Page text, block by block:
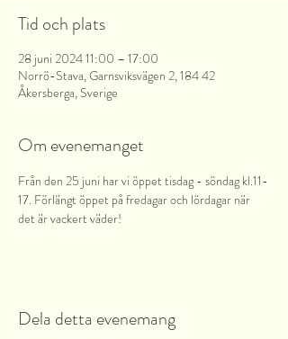
Tid och plats
28 juni 2024 11:00 – 17:00
Norrö-Stava, Garnsviksvägen 2, 184 42
Åkersberga, Sverige
Om evenemanget
Från den 25 juni har vi öppet tisdag - söndag kl.11-
17. Förlängt öppet på fredagar och lördagar när
det är vackert väder!
Dela detta evenemang